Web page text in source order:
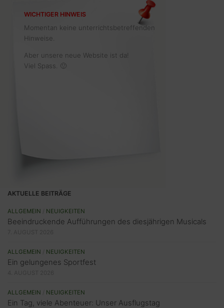
WICHTIGER HINWEIS
Momentan keine unterrichtsbetreffenden
Hinweise.
Aber unsere neue Website ist da!
Viel Spass. 🙂
AKTUELLE BEITRÄGE
ALLGEMEIN NEUIGKEITEN
Beeindruckende Aufführungen des diesjährigen Musicals
ALLGEMEIN NEUIGKEITEN
Ein gelungenes Sportfest
ALLGEMEIN NEUIGKEITEN
Ein Tag, viele Abenteuer: Unser Ausflugstag